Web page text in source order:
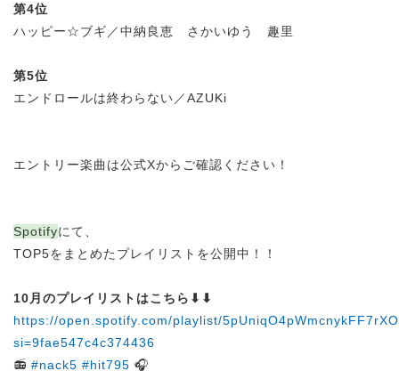
第4位
ハッピー☆ブギ／中納良恵 さかいゆう 趣里
第5位
エンドロールは終わらない／AZUKi
エントリー楽曲は公式Xからご確認ください！
Spotifyにて、
TOP5をまとめたプレイリストを公開中！！
10月のプレイリストはこちら⬇︎⬇︎
https://open.spotify.com/playlist/
si=9fae547c4c374436
📻 #nack5 #hit795 🎧